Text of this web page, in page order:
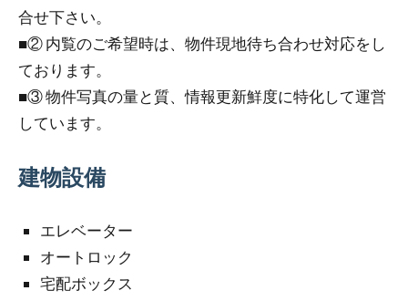
合せ下さい。
■② 内覧のご希望時は、物件現地待ち合わせ対応をし
ております。
■③ 物件写真の量と質、情報更新鮮度に特化して運営
しています。
建物設備
エレベーター
オートロック
宅配ボックス